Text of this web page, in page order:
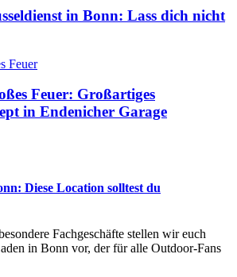
in Bonn: Lass dich nicht
Feuer: Großartiges
in Endenicher Garage
Diese Location solltest du
Fachgeschäfte stellen wir euch
in Bonn vor, der für alle Outdoor-Fans